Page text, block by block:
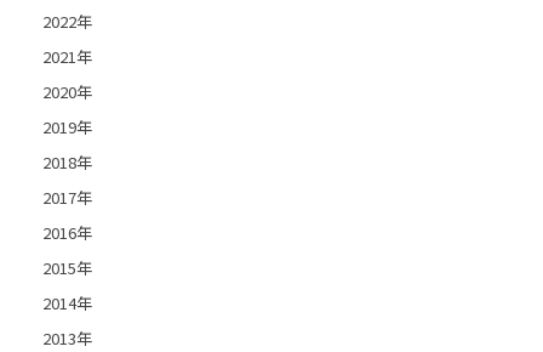
2022年
2021年
2020年
2019年
2018年
2017年
2016年
2015年
2014年
2013年